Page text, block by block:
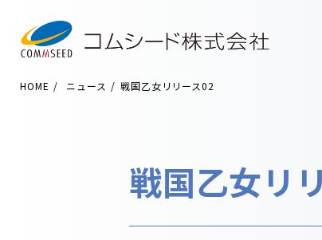
HOME ニュース 戦国乙女リリース02
戦国乙女リ